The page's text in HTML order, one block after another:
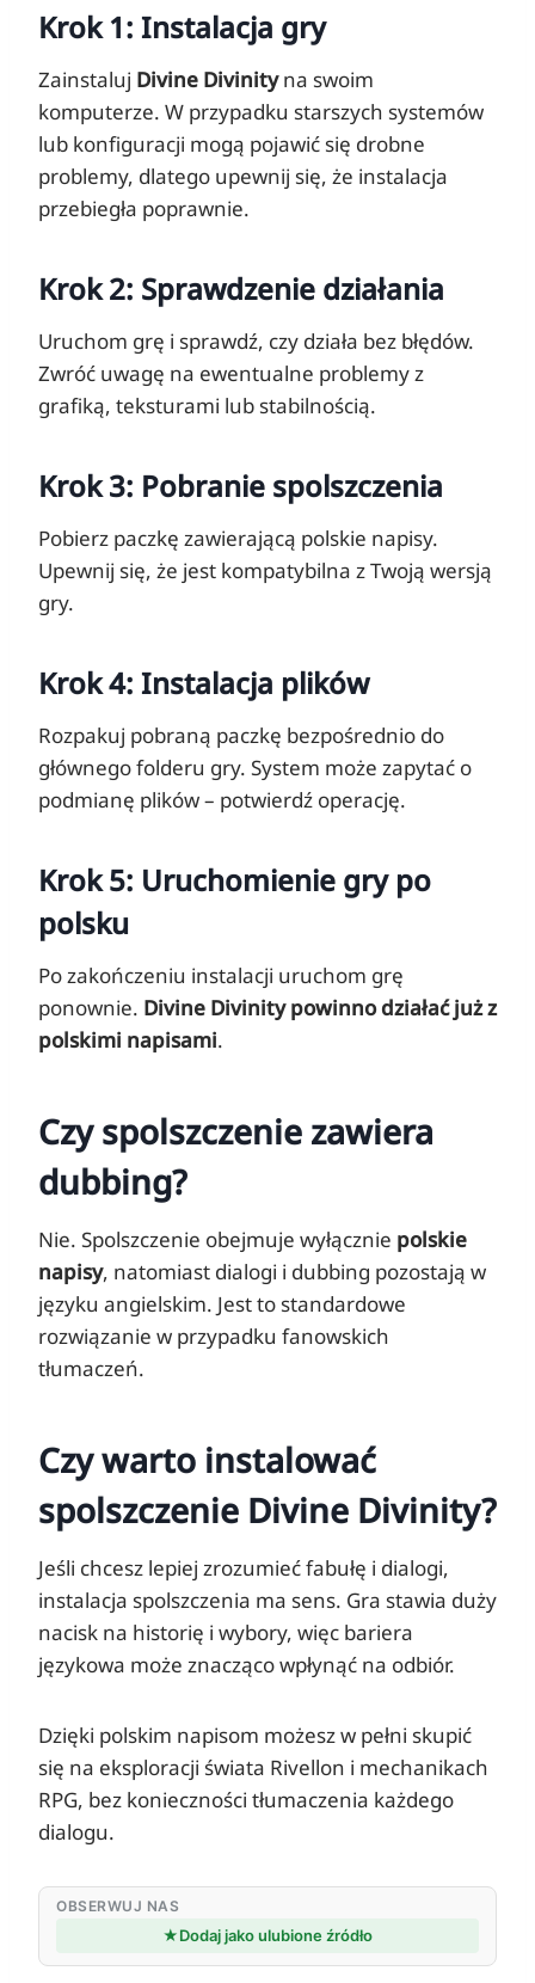
Krok 1: Instalacja gry
Zainstaluj Divine Divinityna swoim
komputerze. W przypadku starszych systemów
lub konfiguracji mogą pojawić się drobne
problemy, dlatego upewnij się, że instalacja
przebiegła poprawnie.
Krok 2: Sprawdzenie działania
Uruchom grę i sprawdź, czy działa bez błędów.
Zwróć uwagę na ewentualne problemy z
grafiką, teksturami lub stabilnością.
Krok 3: Pobranie spolszczenia
Pobierz paczkę zawierającą polskie napisy.
Upewnij się, że jest kompatybilna z Twoją wersją
gry.
Krok 4: Instalacja plików
Rozpakuj pobraną paczkę bezpośrednio do
głównego folderu gry. System może zapytać o
podmianę plików – potwierdź operację.
Krok 5: Uruchomienie gry po
polsku
Po zakończeniu instalacji uruchom grę
ponownie. Divine Divinity powinno działać już z
polskimi napisami.
Czy spolszczenie zawiera
dubbing?
Nie. Spolszczenie obejmuje wyłącznie polskie
napisy, natomiast dialogi i dubbing pozostają w
języku angielskim. Jest to standardowe
rozwiązanie w przypadku fanowskich
tłumaczeń.
Czy warto instalować
spolszczenie Divine Divinity?
Jeśli chcesz lepiej zrozumieć fabułę i dialogi,
instalacja spolszczenia ma sens. Gra stawia duży
nacisk na historię i wybory, więc bariera
językowa może znacząco wpłynąć na odbiór.
Dzięki polskim napisom możesz w pełni skupić
się na eksploracji świata Rivellon i mechanikach
RPG, bez konieczności tłumaczenia każdego
dialogu.
OBSERWUJ NAS
★Dodaj jako ulubione źródło